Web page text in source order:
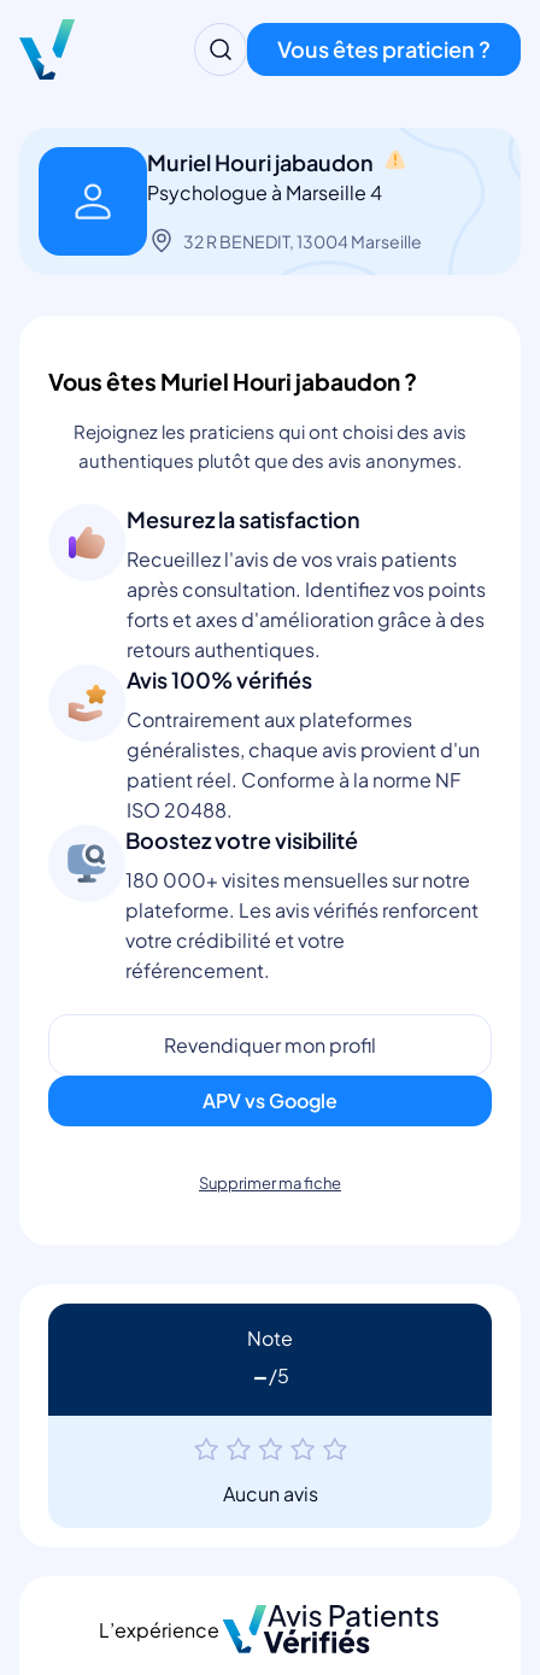
Vous êtes praticien ?
Muriel Houri jabaudon
Psychologue à Marseille 4
32 R BENEDIT, 13004 Marseille
Vous êtes Muriel Houri jabaudon ?
Rejoignez les praticiens qui ont choisi des avis
authentiques plutôt que des avis anonymes.
Mesurez la satisfaction
Recueillez l'avis de vos vrais patients
après consultation. Identifiez vos points
forts et axes d'amélioration grâce à des
retours authentiques.
Avis 100% vérifiés
Contrairement aux plateformes
généralistes, chaque avis provient d'un
patient réel. Conforme à la norme NF
ISO 20488.
Boostez votre visibilité
180 000+ visites mensuelles sur notre
plateforme. Les avis vérifiés renforcent
votre crédibilité et votre
référencement.
Revendiquer mon profil
APV vs Google
Supprimer ma fiche
Note
-
Aucun avis
L’expérience